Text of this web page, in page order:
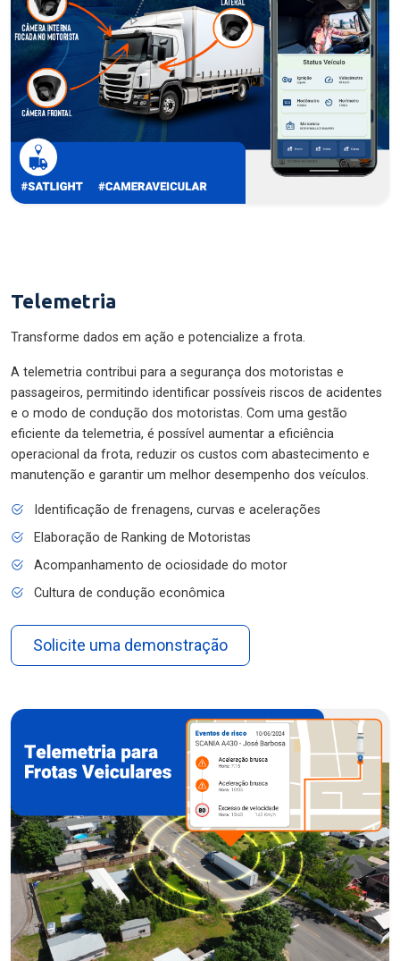
Telemetria
Transforme dados em ação e potencialize a frota.
A telemetria contribui para a segurança dos motoristas e
passageiros, permitindo identificar possíveis riscos de acidentes
e o modo de condução dos motoristas. Com uma gestão
eficiente da telemetria, é possível aumentar a eficiência
operacional da frota, reduzir os custos com abastecimento e
manutenção e garantir um melhor desempenho dos veículos.
Identificação de frenagens, curvas e acelerações
Elaboração de Ranking de Motoristas
Acompanhamento de ociosidade do motor
Cultura de condução econômica
Solicite uma demonstração